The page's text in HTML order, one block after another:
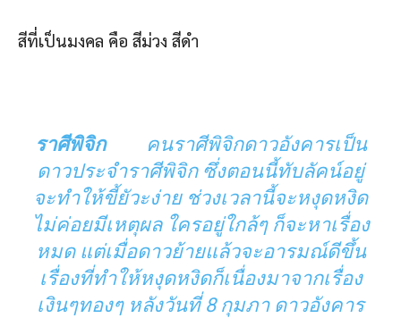
สีที่เป็นมงคล คือ สีม่วง สีดำ
ราศีพิจิก คนราศีพิจิกดาวอังคารเป็น
ดาวประจำราศีพิจิก ซึ่งตอนนี้ทับลัคน์อยู่
จะทำให้ขี้ยัวะง่าย ช่วงเวลานี้จะหงุดหงิด
ไม่ค่อยมีเหตุผล ใครอยู่ใกล้ๆ ก็จะหาเรื่อง
หมด แต่เมื่อดาวย้ายแล้วจะอารมณ์ดีขึ้น
เรื่องที่ทำให้หงุดหงิดก็เนื่องมาจากเรื่อง
เงินๆทองๆ หลังวันที่ 8 กุมภา ดาวอังคาร